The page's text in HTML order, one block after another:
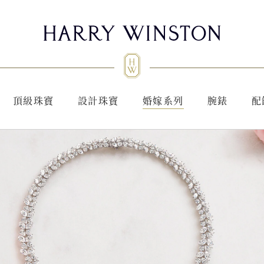
頂級珠寶 設計珠寶 婚嫁系列 腕錶